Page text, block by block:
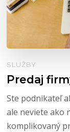
SLUŽBY
Predaj
Ste podnikateľ
ale neviete ako
komplikovaný